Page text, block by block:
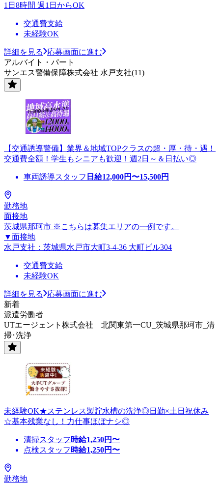
1日8時間 週1日からOK
交通費支給
未経験OK
詳細を見る
応募画面に進む
アルバイト・パート
サンエス警備保障株式会社 水戸支社(11)
【交通誘導警備】業界＆地域TOPクラスの超・厚・待・遇！
交通費全額！学生もシニアも歓迎！週2日～＆日払い◎
車両誘導スタッフ 日給12,000円〜15,500円
勤務地
面接地
茨城県那珂市 ※こちらは募集エリアの一例です。
▼面接地
水戸支社：茨城県水戸市大町3-4-36 大町ビル304
交通費支給
未経験OK
詳細を見る
応募画面に進む
新着
派遣労働者
UTエージェント株式会社 北関東第一CU_茨城県那珂市_清
掃･洗浄
未経験OK★ステンレス製貯水槽の洗浄◎日勤×土日祝休み
☆基本残業なし！力仕事ほぼナシ◎
清掃スタッフ 時給1,250円〜
点検スタッフ 時給1,250円〜
勤務地